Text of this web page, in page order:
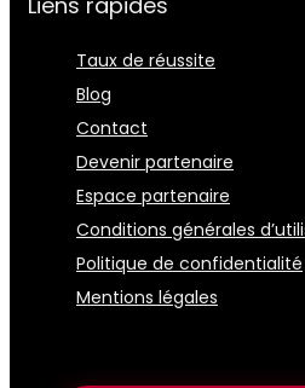
Taux de réussite
Blog
Contact
Devenir partenaire
Espace partenaire
Conditions générales
Politique de confidentialité
Mentions légales